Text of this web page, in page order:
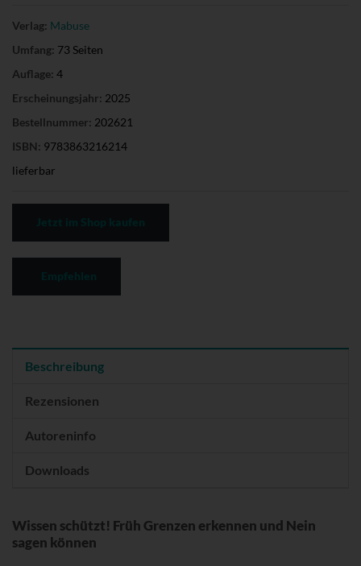
Verlag: Mabuse
Umfang: 73 Seiten
Auflage: 4
Erscheinungsjahr: 2025
Bestellnummer: 202621
ISBN: 9783863216214
lieferbar
Beschreibung
Rezensionen
Autoreninfo
Downloads
Wissen schützt! Früh Grenzen erkennen und Nein
sagen können